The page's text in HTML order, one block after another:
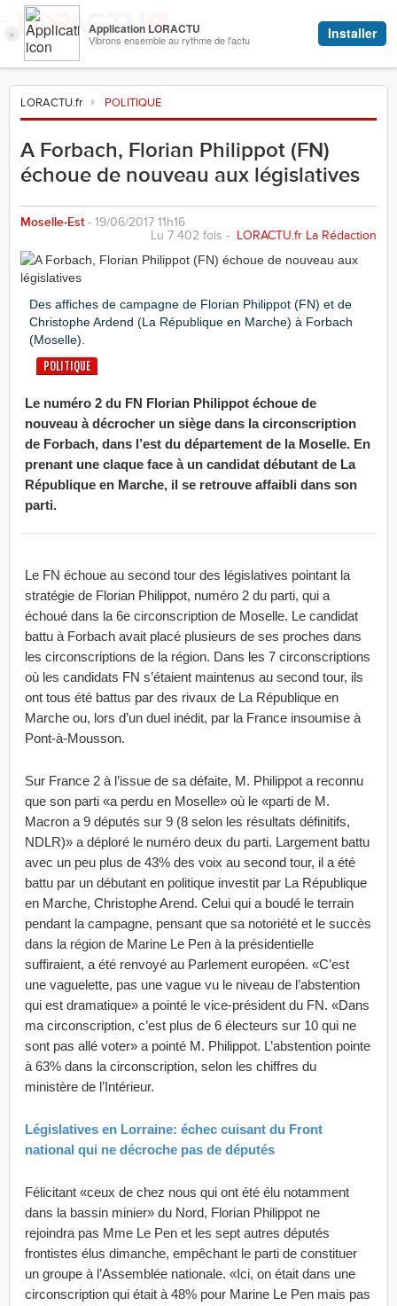
LORACTU.fr POLITIQUE
A Forbach, Florian Philippot (FN)
échoue de nouveau aux législatives
Moselle-Est- 19/06/2017 11h16
Lu 7 402 fois - LORACTU.fr La Rédaction
POLITIQUE
Des affiches de campagne de Florian Philippot (FN) et de
Christophe Ardend (La République en Marche) à Forbach
(Moselle).
Le numéro 2 du FN Florian Philippot échoue de
nouveau à décrocher un siège dans la circonscription
de Forbach, dans l’est du département de la Moselle. En
prenant une claque face à un candidat débutant de La
République en Marche, il se retrouve affaibli dans son
parti.
Le FN échoue au second tour des législatives pointant la
stratégie de Florian Philippot, numéro 2 du parti, qui a
échoué dans la 6e circonscription de Moselle. Le candidat
battu à Forbach avait placé plusieurs de ses proches dans
les circonscriptions de la région. Dans les 7 circonscriptions
où les candidats FN s’étaient maintenus au second tour, ils
ont tous été battus par des rivaux de La République en
Marche ou, lors d’un duel inédit, par la France insoumise à
Pont-à-Mousson.
Sur France 2 à l’issue de sa défaite, M. Philippot a reconnu
que son parti «a perdu en Moselle» où le «parti de M.
Macron a 9 députés sur 9 (8 selon les résultats définitifs,
NDLR)» a déploré le numéro deux du parti. Largement battu
avec un peu plus de 43% des voix au second tour, il a été
battu par un débutant en politique investit par La République
en Marche, Christophe Arend. Celui qui a boudé le terrain
pendant la campagne, pensant que sa notoriété et le succès
dans la région de Marine Le Pen à la présidentielle
suffiraient, a été renvoyé au Parlement européen. «C’est
une vaguelette, pas une vague vu le niveau de l’abstention
qui est dramatique» a pointé le vice-président du FN. «Dans
ma circonscription, c’est plus de 6 électeurs sur 10 qui ne
sont pas allé voter» a pointé M. Philippot. L’abstention pointe
à 63% dans la circonscription, selon les chiffres du
ministère de l’Intérieur.
Législatives en Lorraine: échec cuisant du Front
national qui ne décroche pas de députés
Félicitant «ceux de chez nous qui ont été élu notamment
dans la bassin minier» du Nord, Florian Philippot ne
rejoindra pas Mme Le Pen et les sept autres députés
frontistes élus dimanche, empêchant le parti de constituer
un groupe à l’Assemblée nationale. «Ici, on était dans une
circonscription qui était à 48% pour Marine Le Pen mais pas